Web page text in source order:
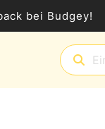
bei Budgey!